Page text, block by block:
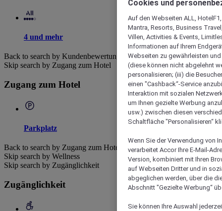
4 und mehr
Back to search by Kundenbewertungen
Skip search by Zugang zum Hotel
Zugang zum Hotel
Parkplatz
Back to search by Zugang zum Hotel
Skip search by Wellness
Skip search by Zugänglichkeit
Zugänglichkeit
Cookies und
Auf den Webseiten ALL,
Mantra, Resorts, Business
Villen, Activities & Events,
Informationen auf Ihrem
Webseiten zu gewährleisten
(diese können nicht abgelehnt
personalisieren; (iii) die
einen "Cashback“-Service
Interaktion mit sozialen
um Ihnen gezielte Werbung
usw.) zwischen diesen
Schaltfläche "Personalisieren“
Wenn Sie der Verwendung von
verarbeitet Accor Ihre E-Mail-
Version, kombiniert mit Ihren
auf Webseiten Dritter und in
abgeglichen werden, über die
Abschnitt "Gezielte Werbung“
Sie können Ihre Auswahl